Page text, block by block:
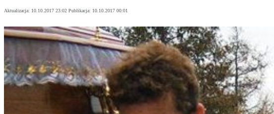
Aktualizacja: 10.10.2017 23:02 Publikacja: 10.10.2017 00:01